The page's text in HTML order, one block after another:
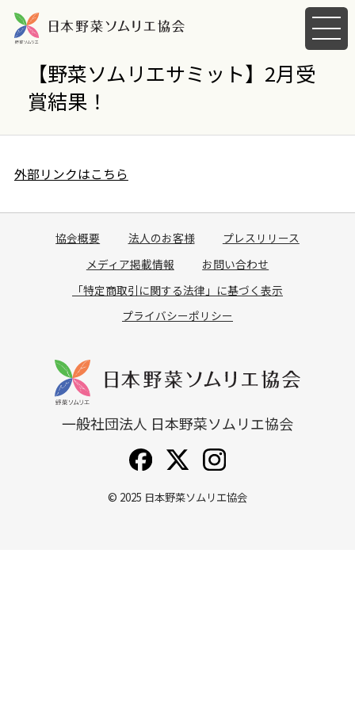
メ
ニ
ー
く
【野菜ソムリエサミット】2月受
賞結果！
外部リンクはこちら
協会概要 法人のお客様
プレスリリース
メディア掲載情報
お問い合わせ
「特定商取引に関する法律」に基づく表示
プライバシーポリシー
一般社団法人 日本野菜ソムリエ協会
© 2025 日本野菜ソムリエ協会